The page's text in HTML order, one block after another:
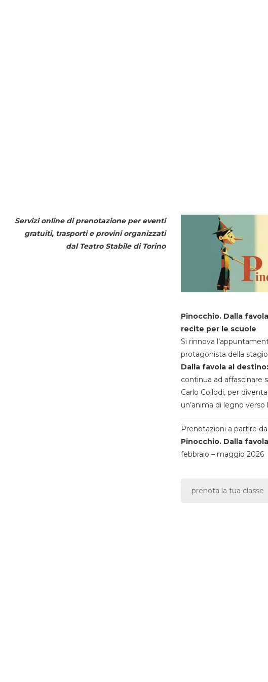
Servizi online di prenotazione per eventi
gratuiti, trasporti e provini organizzati
dal Teatro Stabile di Torino
Pinocchio. Dalla
recite per le scuole
Si rinnova
protagonista della
Dalla favola al destino:
continua ad affascinare
Carlo Collodi, per
un’anima di legno verso
Prenotazioni a partire
Pinocchio. Dalla
febbraio – maggio 2026
prenota la tua classe